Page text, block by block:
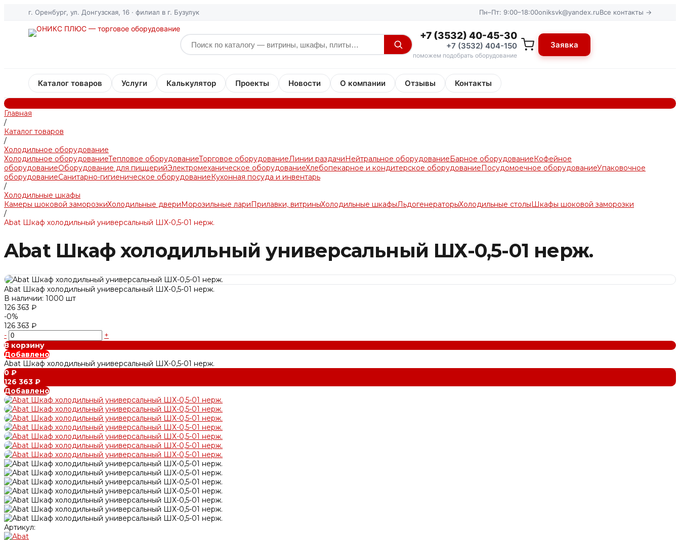
г. Оренбург, ул. Донгузская, 16 · филиал в г. Бузулук Пн–Пт: 9:00–18:00oniksvk@yandex.ruВсе контакты →
+7 (3532) 40-45-30
+7 (3532) 404-150
поможем подобрать оборудование
Заявка
Каталог товаров Услуги Калькулятор Проекты Новости О компании Отзывы Контакты
Главная
/
Каталог товаров
/
Холодильное оборудование
Холодильное оборудованиеТепловое оборудованиеТорговое оборудованиеЛинии раздачиНейтральное оборудованиеБарное оборудованиеКофейное
оборудованиеОборудование для пиццерийЭлектромеханическое оборудованиеХлебопекарное и кондитерское оборудованиеПосудомоечное оборудованиеУпаковочное
оборудованиеСанитарно-гигиеническое оборудованиеКухонная посуда и инвентарь
/
Холодильные шкафы
Камеры шоковой заморозкиХолодильные двериМорозильные лариПрилавки, витриныХолодильные шкафыЛьдогенераторыХолодильные столыШкафы шоковой заморозки
/
Abat Шкаф холодильный универсальный ШХ-0,5-01 нерж.
Abat Шкаф холодильный универсальный ШХ-0,5-01 нерж.
Abat Шкаф холодильный универсальный ШХ-0,5-01 нерж.
В наличии: 1000 шт
126 363 ₽
-0%
126 363 ₽
-
+
В корзину
Добавлено
Abat Шкаф холодильный универсальный ШХ-0,5-01 нерж.
0 ₽
126 363 ₽
Добавлено
Артикул: